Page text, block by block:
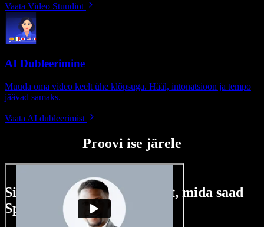
Vaata Video Stuudiot
AI Dubleerimine
Muuda oma video keelt ühe klõpsuga. Hääl, intonatsioon ja tempo
jäävad samaks.
Vaata AI dubleerimist
Proovi ise järele
Siin on vaid väike osa sellest, mida saad
Speechify Studioga teha.